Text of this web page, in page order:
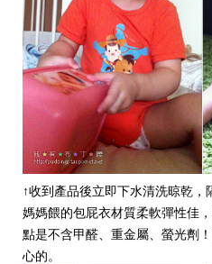
↑收到產品後立即下水清洗晾乾，
媽媽餵的包屁衣材質柔軟彈性佳
點是不含甲醛、重金屬、螢光劑
心的。